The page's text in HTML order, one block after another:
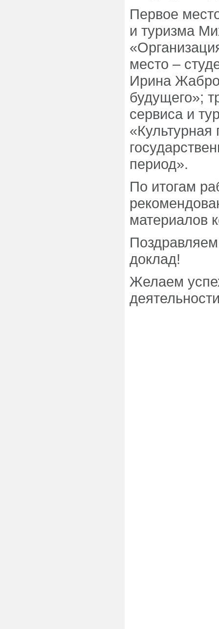
Первое
и туризма
место –
Ирина
будущего»;
сервиса и
«Культурная
период».
По итогам
материалов
доклад!
Желаем